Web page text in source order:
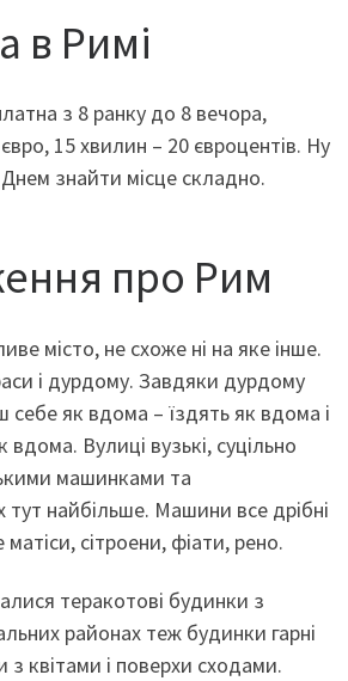
в Римі
з 8 ранку до 8 вечора,
15 хвилин – 20 євроцентів. Ну
Днем знайти місце складно.
про Рим
місто, не схоже ні на яке інше.
і дурдому. Завдяки дурдому
себе як вдома – їздять як вдома і
Вулиці вузькі, суцільно
машинками та
тут найбільше. Машини все дрібні
сітроени, фіати, рено.
теракотові будинки з
районах теж будинки гарні
з квітами і поверхи сходами.